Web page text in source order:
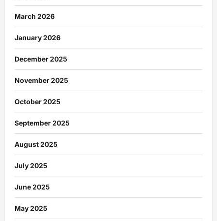
March 2026
January 2026
December 2025
November 2025
October 2025
September 2025
August 2025
July 2025
June 2025
May 2025